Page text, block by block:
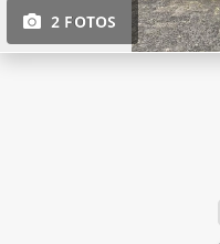
2 FOTOS